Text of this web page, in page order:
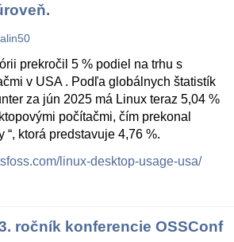
prekročil 5 % podiel na trhu s
v USA . Podľa globálnych štatistík
za jún 2025 má Linux teraz 5,04 %
počítačmi, čím prekonal
“, ktorá predstavuje 4,76 %.
linux-desktop-usage-usa/
ročník konferencie OSSConf